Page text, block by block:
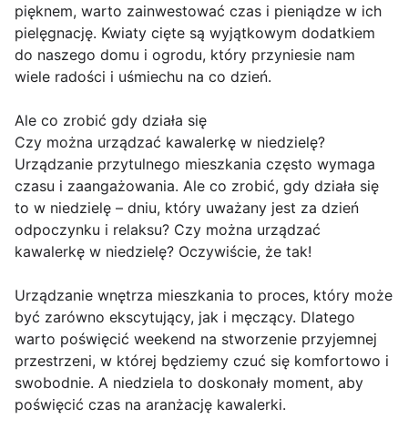
pięknem, warto zainwestować czas i pieniądze w ich
pielęgnację. Kwiaty cięte są wyjątkowym dodatkiem
do naszego domu i ogrodu, który przyniesie nam
wiele radości i uśmiechu na co dzień.
Ale co zrobić gdy działa się
Czy można urządzać kawalerkę w niedzielę?
Urządzanie przytulnego mieszkania często wymaga
czasu i zaangażowania. Ale co zrobić, gdy działa się
to w niedzielę – dniu, który uważany jest za dzień
odpoczynku i relaksu? Czy można urządzać
kawalerkę w niedzielę? Oczywiście, że tak!
Urządzanie wnętrza mieszkania to proces, który może
być zarówno ekscytujący, jak i męczący. Dlatego
warto poświęcić weekend na stworzenie przyjemnej
przestrzeni, w której będziemy czuć się komfortowo i
swobodnie. A niedziela to doskonały moment, aby
poświęcić czas na aranżację kawalerki.